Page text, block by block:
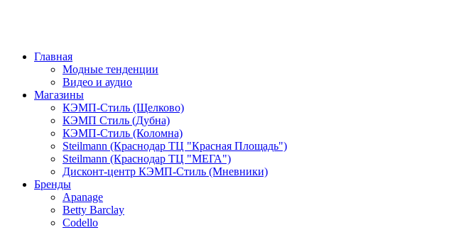
Главная
Модные тенденции
Видео и аудио
Магазины
КЭМП-Стиль (Щелково)
КЭМП Стиль (Дубна)
КЭМП-Стиль (Коломна)
Steilmann (Краснодар ТЦ "Красная Площадь")
Steilmann (Краснодар ТЦ "МЕГА")
Дисконт-центр КЭМП-Стиль (Мневники)
Бренды
Apanage
Betty Barclay
Codello